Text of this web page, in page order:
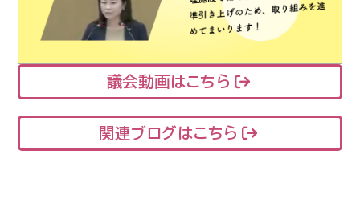
議会動画はこちら
関連ブログはこちら